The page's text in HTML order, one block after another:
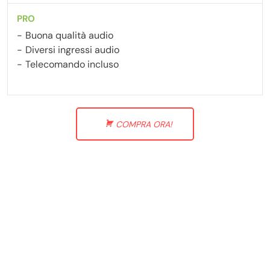
PRO
Buona qualità audio
Diversi ingressi audio
Telecomando incluso
COMPRA ORA!